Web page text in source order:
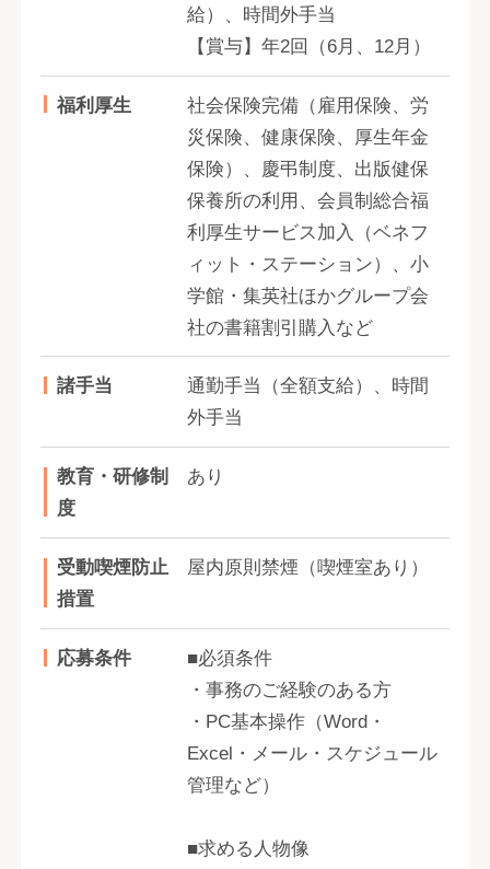
給）、時間外手当
【賞与】年2回（6月、12月）
福利厚生
社会保険完備（雇用保険、労
災保険、健康保険、厚生年金
保険）、慶弔制度、出版健保
保養所の利用、会員制総合福
利厚生サービス加入（ベネフ
ィット・ステーション）、小
学館・集英社ほかグループ会
社の書籍割引購入など
諸手当
通勤手当（全額支給）、時間
外手当
教育・研修制
度
あり
受動喫煙防止
措置
屋内原則禁煙（喫煙室あり）
応募条件
■必須条件
・事務のご経験のある方
・PC基本操作（Word・
Excel・メール・スケジュール
管理など）
■求める人物像